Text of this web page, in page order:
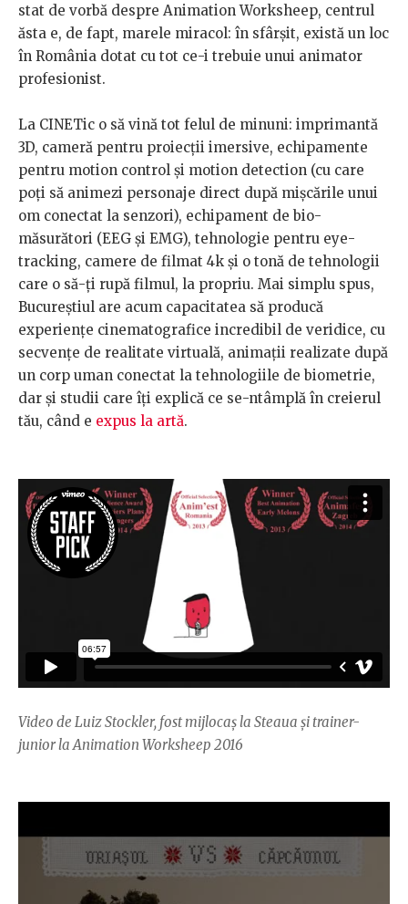
stat de vorbă despre Animation Worksheep, centrul
ăsta e, de fapt, marele miracol: în sfârșit, există un loc
în România dotat cu tot ce-i trebuie unui animator
profesionist.
La CINETic o să vină tot felul de minuni: imprimantă
3D, cameră pentru proiecții imersive, echipamente
pentru motion control și motion detection (cu care
poți să animezi personaje direct după mișcările unui
om conectat la senzori), echipament de bio-
măsurători (EEG și EMG), tehnologie pentru eye-
tracking, camere de filmat 4k și o tonă de tehnologii
care o să-ți rupă filmul, la propriu. Mai simplu spus,
Bucureștiul are acum capacitatea să producă
experiențe cinematografice incredibil de veridice, cu
secvențe de realitate virtuală, animații realizate după
un corp uman conectat la tehnologiile de biometrie,
dar și studii care îți explică ce se-ntâmplă în creierul
tău, când e expus la artă.
Video de Luiz Stockler, fost mijlocaș la Steaua și trainer-
junior la Animation Worksheep 2016